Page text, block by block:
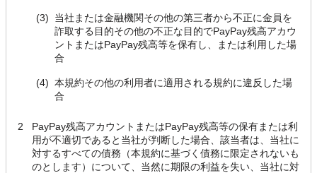
(3)
当社または金融機関その他の第三者から不正に金員を
詐取する目的その他の不正な目的でPayPay残高アカウ
ントまたはPayPay残高等を保有し、または利用した場
合
(4) 本規約その他の利用者に適用される規約に違反した場
合
2
PayPay残高アカウントまたはPayPay残高等の保有または利
用が不適切であると当社が判断した場合、該当者は、当社に
対するすべての債務（本規約に基づく債務に限定されないも
のとします）について、当然に期限の利益を失い、当社に対